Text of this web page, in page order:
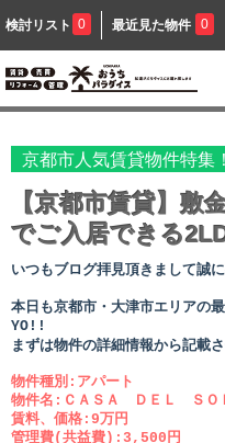
検討リスト 0 最近見た物件 0
京都市人気賃貸物件特集！
【京都市賃貸】敷
でご入居できる
いつもブログ拝見頂きまして誠
本日も京都市・大津市エリアの
YO!!
まずは物件の詳細情報から記載
物件種別:アパート
物件名:ＣＡＳＡ ＤＥＬ ＳＯ
賃料、価格:9万円
管理費(共益費):3,500円